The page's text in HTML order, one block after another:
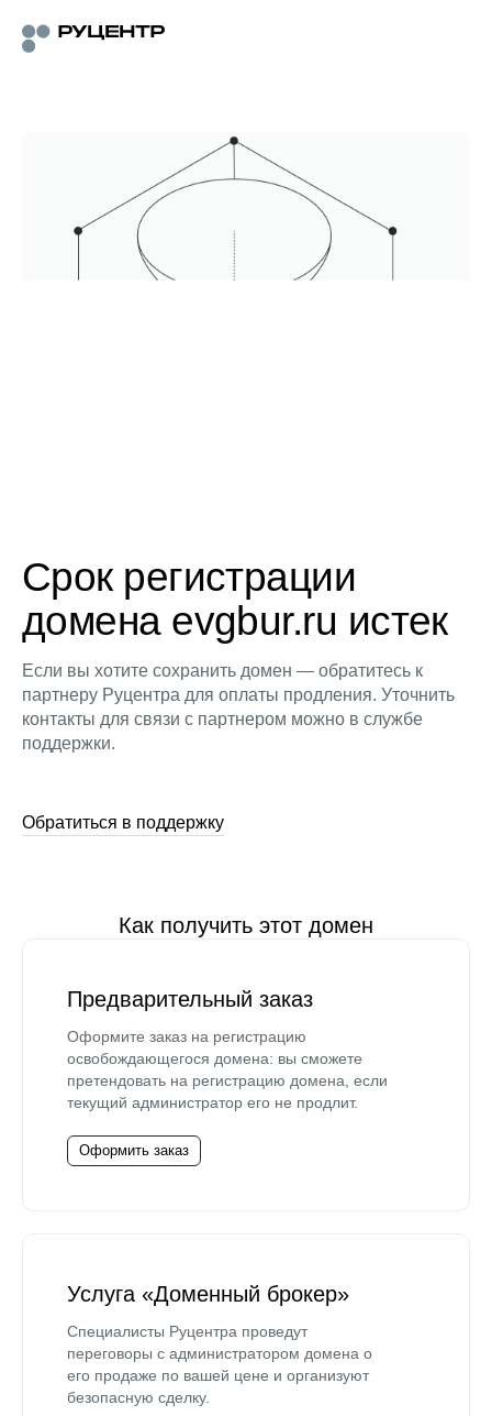
Срок регистрации
домена evgbur.ru истек
Если вы хотите сохранить домен — обратитесь к
партнеру Руцентра для оплаты продления. Уточнить
контакты для связи с партнером можно в службе
поддержки.
Обратиться в поддержку
Как получить этот домен
Предварительный заказ
Оформите заказ на регистрацию
освобождающегося домена: вы сможете
претендовать на регистрацию домена, если
текущий администратор его не продлит.
Оформить заказ
Услуга «Доменный брокер»
Специалисты Руцентра проведут
переговоры с администратором домена о
его продаже по вашей цене и организуют
безопасную сделку.